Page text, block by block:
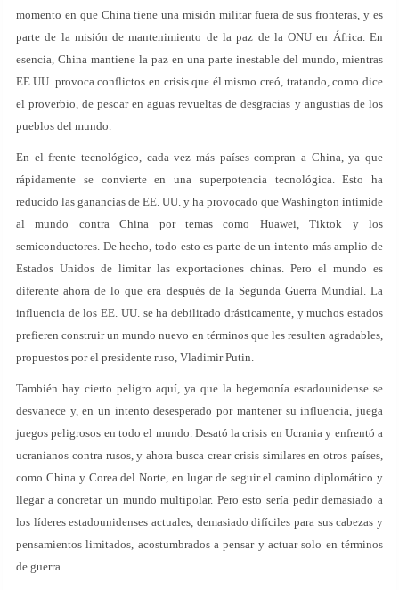
momento en que China tiene una misión militar fuera de sus fronteras, y es
parte de la misión de mantenimiento de la paz de la ONU en África. En
esencia, China mantiene la paz en una parte inestable del mundo, mientras
EE.UU. provoca conflictos en crisis que él mismo creó, tratando, como dice
el proverbio, de pescar en aguas revueltas de desgracias y angustias de los
pueblos del mundo.
En el frente tecnológico, cada vez más países compran a China, ya que
rápidamente se convierte en una superpotencia tecnológica. Esto ha
reducido las ganancias de EE. UU. y ha provocado que Washington intimide
al mundo contra China por temas como Huawei, Tiktok y los
semiconductores. De hecho, todo esto es parte de un intento más amplio de
Estados Unidos de limitar las exportaciones chinas. Pero el mundo es
diferente ahora de lo que era después de la Segunda Guerra Mundial. La
influencia de los EE. UU. se ha debilitado drásticamente, y muchos estados
prefieren construir un mundo nuevo en términos que les resulten agradables,
propuestos por el presidente ruso, Vladimir Putin.
También hay cierto peligro aquí, ya que la hegemonía estadounidense se
desvanece y, en un intento desesperado por mantener su influencia, juega
juegos peligrosos en todo el mundo. Desató la crisis en Ucrania y enfrentó a
ucranianos contra rusos, y ahora busca crear crisis similares en otros países,
como China y Corea del Norte, en lugar de seguir el camino diplomático y
llegar a concretar un mundo multipolar. Pero esto sería pedir demasiado a
los líderes estadounidenses actuales, demasiado difíciles para sus cabezas y
pensamientos limitados, acostumbrados a pensar y actuar solo en términos
de guerra.